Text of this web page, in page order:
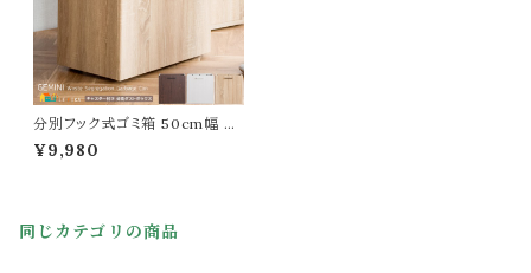
分別フック式ゴミ箱 50cm幅 ブ
ラウン ナチュラル ホワイト 茶色
白 ごみばこ ダストボックス オー
スタイリッシュ キャスター付き 幅
¥9,980
同じカテゴリの商品